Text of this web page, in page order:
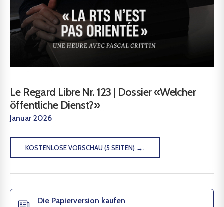
Le Regard Libre Nr. 123 | Dossier «Welcher
öffentliche Dienst?»
Januar 2026
KOSTENLOSE VORSCHAU (5 SEITEN) →.
Die Papierversion kaufen